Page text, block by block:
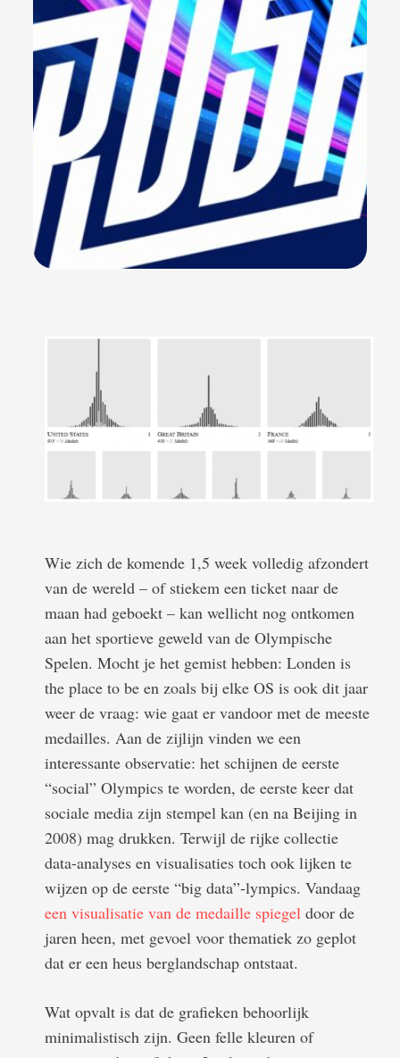
Wie zich de komende 1,5 week volledig afzondert
van de wereld – of stiekem een ticket naar de
maan had geboekt – kan wellicht nog ontkomen
aan het sportieve geweld van de Olympische
Spelen. Mocht je het gemist hebben: Londen is
the place to be en zoals bij elke OS is ook dit jaar
weer de vraag: wie gaat er vandoor met de meeste
medailles. Aan de zijlijn vinden we een
interessante observatie: het schijnen de eerste
“social” Olympics te worden, de eerste keer dat
sociale media zijn stempel kan (en na Beijing in
2008) mag drukken. Terwijl de rijke collectie
data-analyses en visualisaties toch ook lijken te
wijzen op de eerste “big data”-lympics. Vandaag
een visualisatie van de medaille spiegel door de
jaren heen, met gevoel voor thematiek zo geplot
dat er een heus berglandschap ontstaat.
Wat opvalt is dat de grafieken behoorlijk
minimalistisch zijn. Geen felle kleuren of